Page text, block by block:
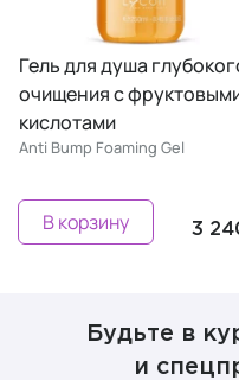
Гель для душа
очищения с
кислотами
Anti Bump Foaming Gel
3
В корзину
Будьте в
и